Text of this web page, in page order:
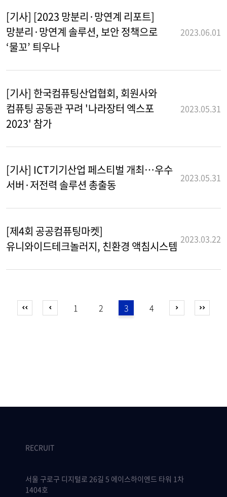
[기사] [2023 망분리·망연계 리포트]
망분리·망연계 솔루션, 보안 정책으로
‘물꼬’ 틔우나
2023.06.01
[기사] 한국컴퓨팅산업협회, 회원사와
컴퓨팅 공동관 꾸려 '나라장터 엑스포
2023' 참가
2023.05.31
[기사] ICT기기산업 페스티벌 개최…우수
서버·저전력 솔루션 총출동
2023.05.31
[제4회 공공컴퓨팅마켓]
유니와이드테크놀러지, 친환경 액침시스템 2023.03.22
1 2 3 4
RECRUIT
서울 구로구 디지털로 26길 5 에이스하이엔드 타워 1차
1404호